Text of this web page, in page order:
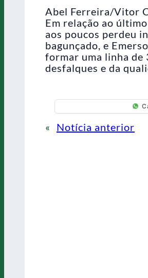
Abel Ferreira/Vitor
Em relação ao
aos poucos perdeu
bagunçado, e
formar uma linha de
desfalques e da
« Notícia anterior